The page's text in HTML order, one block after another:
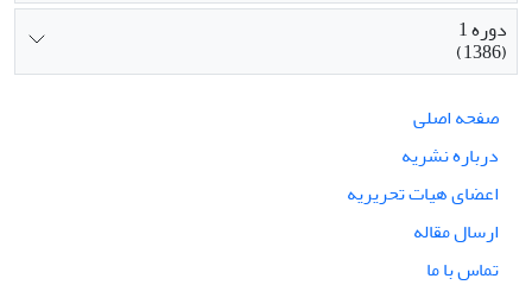
دوره 1
(1386)
صفحه اصلی
درباره نشریه
اعضای هیات تحریریه
ارسال مقاله
تماس با ما